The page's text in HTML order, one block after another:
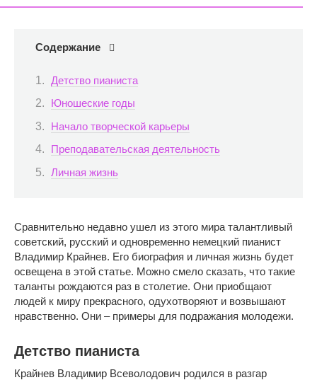
Содержание
Детство пианиста
Юношеские годы
Начало творческой карьеры
Преподавательская деятельность
Личная жизнь
Сравнительно недавно ушел из этого мира талантливый
советский, русский и одновременно немецкий пианист
Владимир Крайнев. Его биография и личная жизнь будет
освещена в этой статье. Можно смело сказать, что такие
таланты рождаются раз в столетие. Они приобщают
людей к миру прекрасного, одухотворяют и возвышают
нравственно. Они – примеры для подражания молодежи.
Детство пианиста
Крайнев Владимир Всеволодович родился в разгар